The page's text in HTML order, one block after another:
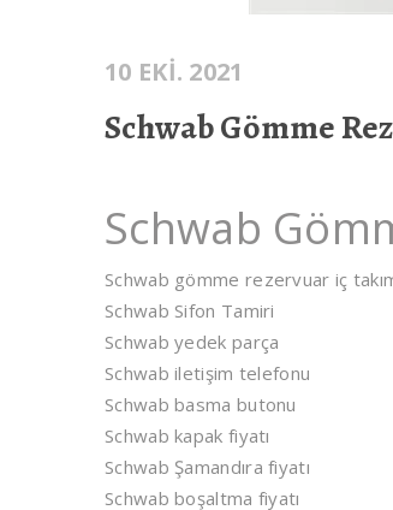
10 EKI. 2021
Schwab Gömme
Schwab
Schwab gömme rezervuar iç
Schwab Sifon Tamiri
Schwab yedek parça
Schwab iletişim telefonu
Schwab basma butonu
Schwab kapak fiyatı
Schwab Şamandıra fiyatı
Schwab boşaltma fiyatı